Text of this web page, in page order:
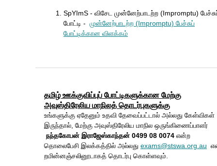
SpYImS - விசேட முன்னேற்பாடற்ற (Impromptu)
போட்டி - முன்னேற்பாடற்ற (Impromptu) பேச்சுப்
போட்டிக்கான விளக்கம்
தமிழ் ஊக்குவிப்புப் போட்டிகளுக்கான மேற்கு
அவுஸ்திரேலிய மாநிலத் தொடர்புகளுக்கு
உங்களுக்கு ஏதேனும் உதவி தேவைப்பட்டால் அல்லது கேள்விகள்
இருந்தால், மேற்கு அவுஸ்திரேலிய மாநில ஒருங்கிணைப்பாளர்
நந்தகோபன் இராஜேஸ்காந்தன் 0499 08 0074 என்ற
தொலைபேசி இலக்கத்தில் அல்லது exams@stswa.org.au
றமின்னஞ்சலினூடாகத் தொடர்பு கொள்ளவும்.